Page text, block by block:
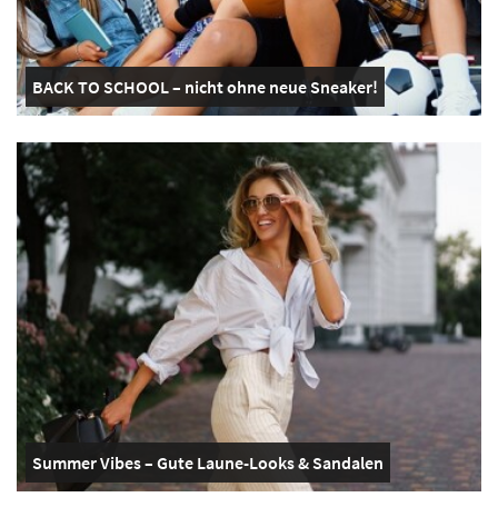
BACK TO SCHOOL – nicht ohne neue Sneaker!
Summer Vibes – Gute Laune-Looks & Sandalen